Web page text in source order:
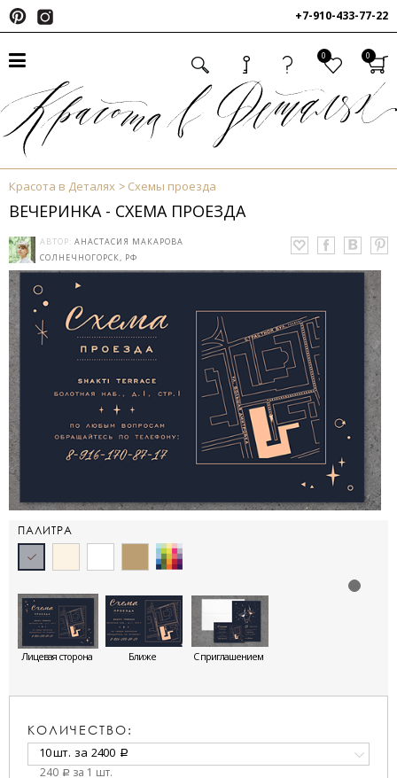
+7-910-433-77-22
0 0
Красота в Деталях Схемы проезда
ВЕЧЕРИНКА - СХЕМА ПРОЕЗДА
АВТОР: АНАСТАСИЯ МАКАРОВА
СОЛНЕЧНОГОРСК, РФ
ПАЛИТРА
Лицевая сторона Ближе С приглашением
КОЛИЧЕСТВО:
10 шт. за 2400 a
240 a за 1 шт.